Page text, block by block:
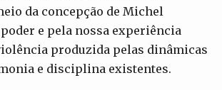
da concepção de Michel
e pela nossa experiência
produzida pelas dinâmicas
e disciplina existentes.